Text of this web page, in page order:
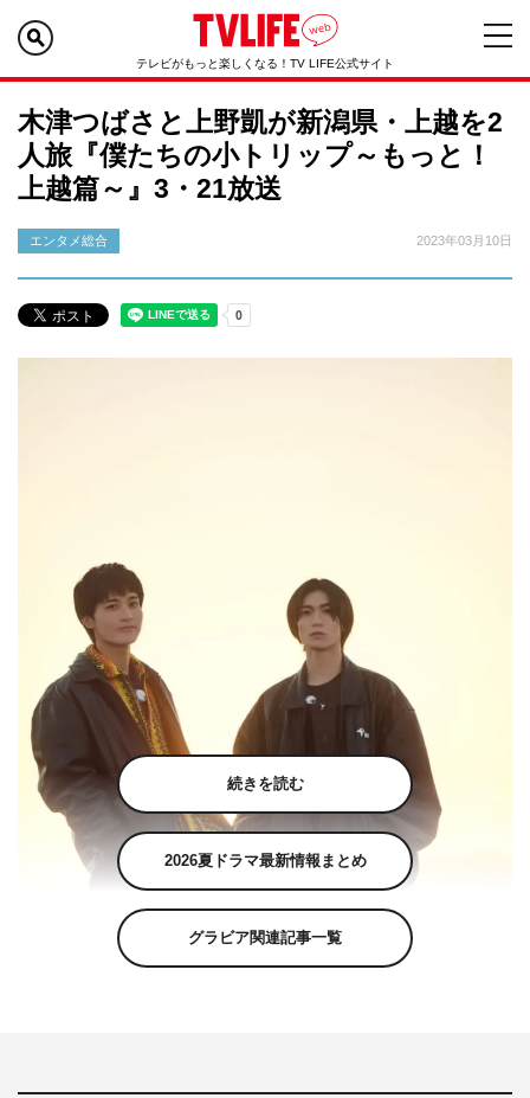
テレビがもっと楽しくなる！TV LIFE公式サイト
木津つばさと上野凱が新潟県・上越を2
人旅『僕たちの小トリップ～もっと！
上越篇～』3・21放送
エンタメ総合 2023年03月10日
続きを読む
2026夏ドラマ最新情報まとめ
グラビア関連記事一覧